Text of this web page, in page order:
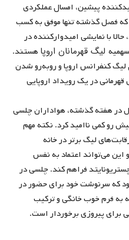
پیشین، امسال عملکردی
که فصل گذشته تنها موفق به کسب
با نمایشی امیدوارکننده در
لیگ قهرمانان اروپا هستند.
لیگ کنفرانس اروپا و روبه‌رو شدن
در یک رویداد اروپایی
۰ مقابل نیوکاسل در هفته گذشته، هواداران چلسی
رو کمی ناامید کرد. نکته مهم
چلسی در سال ۲۰۲۵ در رقابت‌های لیگ برتر در خانه
(۷ برد و ۲ تساوی) و این می‌تواند اعتماد به نفس
فراهم کند. چلسی در
که سرنوشت خود برای حضور در
به فرم خوب خانگی و ترکیب
برای پیروزی برخوردار است.